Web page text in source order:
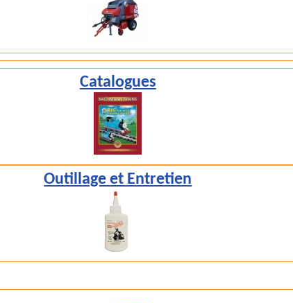
Catalogues
Outillage et Entretien